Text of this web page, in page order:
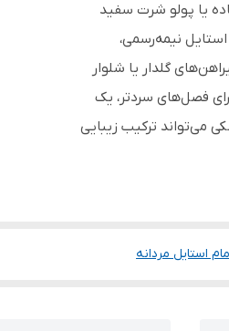
یا پولو شرت سفید
نیمه‌رسمی،
گلدار یا شلوار
فصل‌های سردتر، یک
می‌تواند ترکیب زیبایی
استایل مردانه